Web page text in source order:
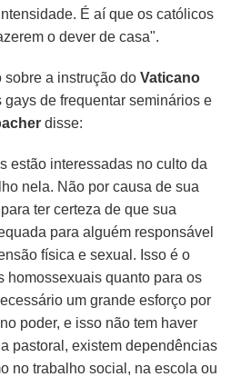
É aí que os católicos
o dever de casa".
sobre a instrução doVaticano
gays de frequentar seminários e
disse:
estão interessadas no culto da
nela. Não por causa de sua
ter certeza de que sua
para alguém responsável
física e sexual. Isso é o
homossexuais quanto para os
um grande esforço por
poder, e isso não tem haver
pastoral, existem dependências
no trabalho social, na escola ou